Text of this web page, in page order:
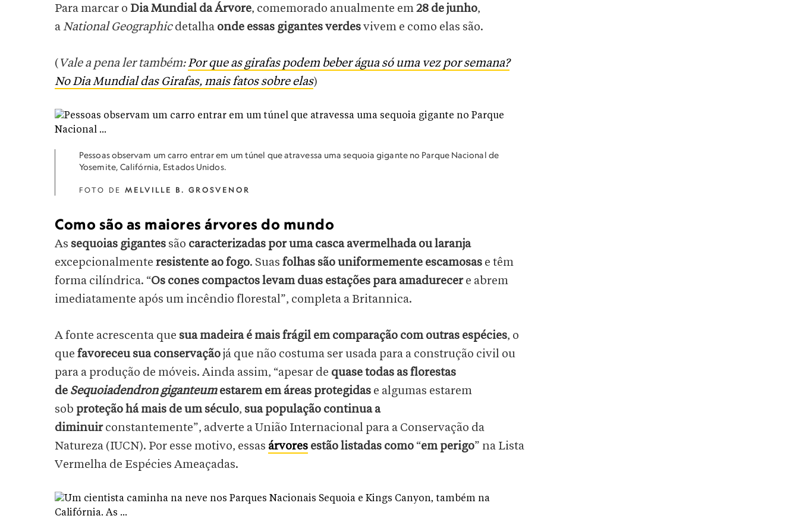
Para marcar o Dia Mundial da Árvore, comemorado anualmente em28 de junho,
aNational Geographicdetalha onde essas gigantes verdesvivem e como elas são.
( Vale a pena ler também:Por que as girafas podem beber água só uma vez por semana?
No Dia Mundial das Girafas, mais fatos sobre elas)
Pessoas observam um carro entrar em um túnel que atravessa uma sequoia gigante no Parque Nacional de
Yosemite, Califórnia, Estados Unidos.
FOTO DE MELVILLE B. GROSVENOR
Como são as maiores árvores do mundo
As sequoias gigantes são caracterizadas por uma casca avermelhada ou laranja
excepcionalmente resistente ao fogo. Suas folhas são uniformemente escamosas e têm
forma cilíndrica. “Os cones compactos levam duas estações para amadurecere abrem
imediatamente após um incêndio florestal”, completa a Britannica.
A fonte acrescenta que sua madeira é mais frágil em comparação com outras espécies, o
que favoreceu sua conservaçãojá que não costuma ser usada para a construção civil ou
para a produção de móveis. Ainda assim, “apesar de quase todas as florestas
de Sequoiadendron giganteumestarem em áreas protegidas e algumas estarem
sob proteção há mais de um século, sua população continua a
diminuirconstantemente”, adverte a União Internacional para a Conservação da
Natureza (IUCN). Por esse motivo, essas árvores estão listadas como “em perigo” na Lista
Vermelha de Espécies Ameaçadas.